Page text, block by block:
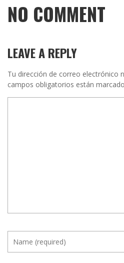
NO COMMENT
LEAVE A REPLY
Tu dirección de correo electrónico
campos obligatorios están